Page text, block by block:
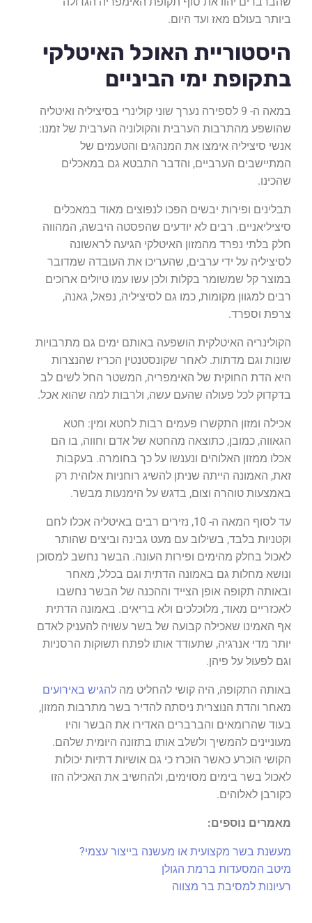
ביותר בעולם מאז ועד היום.
היסטוריית האוכל האיטלקי
בתקופת ימי הביניים
במאה ה- 9 לספירה נערך שוני קולינרי בסיציליה ואיטליה
שהושפע מהתרבות הערבית והקולוניה הערבית של זמנו:
אנשי סיציליה אימצו את המנהגים והטעמים של
המתיישבים הערביים, והדבר התבטא גם במאכלים
שהכינו.
תבלינים ופירות יבשים הפכו לנפוצים מאוד במאכלים
סיציליאניים. רבים לא יודעים שהפסטה היבשה, המהווה
חלק בלתי נפרד מהמזון האיטלקי הגיעה לראשונה
לסיציליה על ידי ערבים, שהעריכו את העובדה שמדובר
במוצר קל שמשומר בקלות ולכן עשו עמו טיולים ארוכים
רבים למגוון מקומות, כמו גם לסיציליה, נפאל, גאנה,
צרפת וספרד.
הקולינריה האיטלקית הושפעה באותם ימים גם מתרבויות
שונות וגם מדתות. לאחר שקונסטנטין הכריז שהנצרות
היא הדת החוקית של האימפריה, המשטר החל לשים לב
בדקדוק לכל פעולה שהעם עשה, ולרבות למה שהוא אכל.
אכילה ומזון התקשרו פעמים רבות לחטא ומין: חטא
הגאווה, כמובן, כתוצאה מהחטא של אדם וחווה, בו הם
אכלו ממזון האלוהים ונענשו על כך בחומרה. בעקבות
זאת, האמונה הייתה שניתן להשיג רוחניות אלוהית רק
באמצעות טוהרה וצום, בדגש על הימנעות מבשר.
עד לסוף המאה ה- 10, נזירים רבים באיטליה אכלו לחם
וקטניות בלבד, בשילוב עם מעט גבינה וביצים שהותר
לאכול בחלק מהימים ופירות העונה. הבשר נחשב למסוכן
ונושא מחלות גם באמונה הדתית וגם בכלל, מאחר
ובאותה תקופה אופן הצייד וההכנה של הבשר נחשבו
לאכזריים מאוד, מלוכלכים ולא בריאים. באמונה הדתית
אף האמינו שאכילה קבועה של בשר עשויה להעניק לאדם
יותר מדי אנרגיה, שתעודד אותו לפתח תשוקות הרסניות
וגם לפעול על פיהן.
באותה התקופה, היה קושי להחליט מה להגיש באירועים
מאחר והדת הנוצרית ניסתה להדיר בשר מתרבות המזון,
בעוד שהרומאים והברברים האדירו את הבשר והיו
מעוניינים להמשיך ולשלב אותו בתזונה היומית שלהם.
הקושי הוכרע כאשר הוכרז כי גם אושיות דתיות יכולות
לאכול בשר בימים מסוימים, ולהחשיב את האכילה הזו
כקורבן לאלוהים.
מאמרים נוספים:
מעשנת בשר מקצועית או מעשנה בייצור עצמי?
מיטב המסעדות ברמת הגולן
רעיונות למסיבת בר מצווה